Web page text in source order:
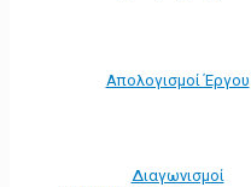
Απολογισμοί Έργου
Διαγωνισμοί